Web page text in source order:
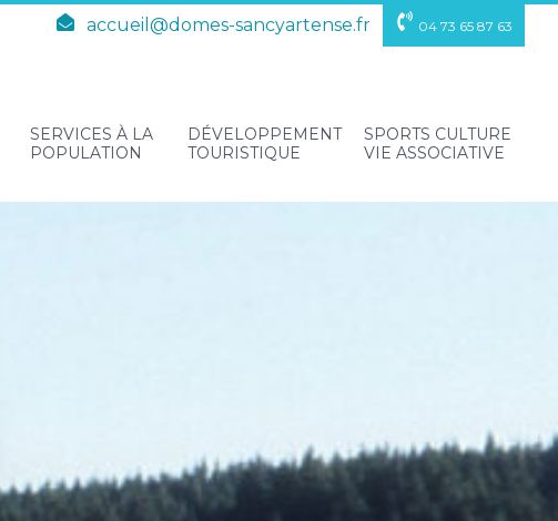
accueil@domes-sancyartense.fr 04 73 65 87 63
SERVICES À LA
POPULATION
DÉVELOPPEMENT
TOURISTIQUE
SPORTS CULTURE
VIE ASSOCIATIVE